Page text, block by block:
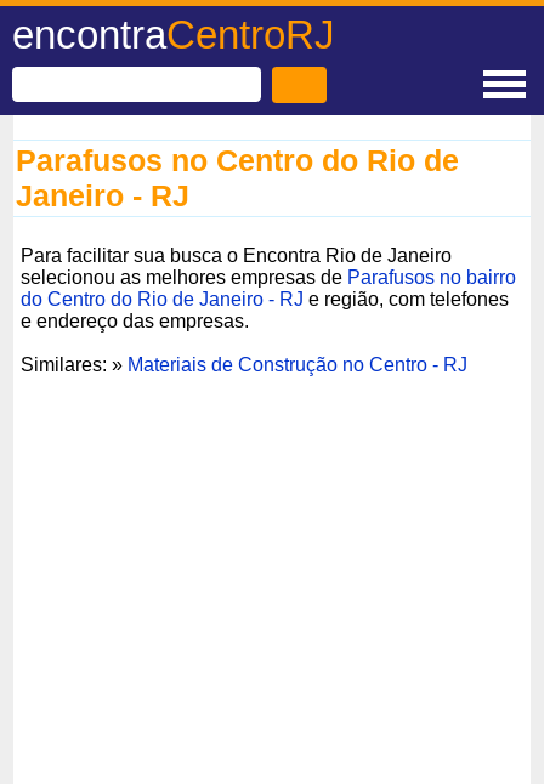
encontraCentroRJ
Parafusos no Centro do Rio de
Janeiro - RJ
Para facilitar sua busca o Encontra Rio de Janeiro
selecionou as melhores empresas de Parafusos no bairro
do Centro do Rio de Janeiro - RJ e região, com telefones
e endereço das empresas.
Similares: » Materiais de Construção no Centro - RJ